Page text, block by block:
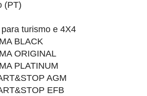
(PT)
turismo e 4X4
BLACK
ORIGINAL
PLATINUM
AGM
EFB